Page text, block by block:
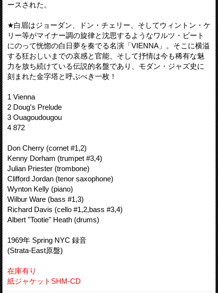
ースされた。
★白眉はジョーダン、ドン・チェリー、そしてウィントン・ケ
リー等がマイナー調の旋律と沈思するようなワルツ・ビート
にのって恍惚の白日夢を奏でる名演「VIENNA」。そこに横溢
する狂おしいまでの哀感と官能、そして抒情は今も稀有な魅
力を放ち続けている伝説的名盤であり、モダン・ジャズ史に
刻まれた金字塔と呼ぶべき一枚！
1 Vienna
2 Doug's Prelude
3 Ouagoudougou
4 872
Don Cherry (cornet #1,2)
Kenny Dorham (trumpet #3,4)
Julian Priester (trombone)
Clifford Jordan (tenor saxophone)
Wynton Kelly (piano)
Wilbur Ware (bass #1,3)
Richard Davis (cello #1,2,bass #3,4)
Albert "Tootie" Heath (drums)
1969年 Spring NYC 録音
(Strata-East原盤)
在庫有り
紙ジャケットSHM-CD